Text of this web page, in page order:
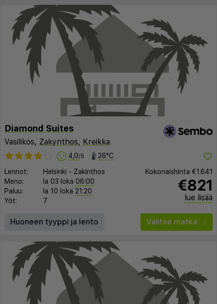
Diamond Suites
Vasilikos, Zakynthos, Kreikka
4,0/5 26°C
Lennot: Helsinki - Zakinthos
Meno:
la 03 loka 06:00
Paluu:
la 10 loka 21:20
Yöt:
7
Kokonaishinta €1.641
€821
lue lisää
Huoneen tyyppi ja lento Valitse matka